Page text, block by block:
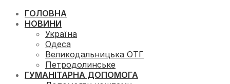
ГОЛОВНА
НОВИНИ
Україна
Одеса
Великодальницька ОТГ
Петродолинське
ГУМАНІТАРНА ДОПОМОГА